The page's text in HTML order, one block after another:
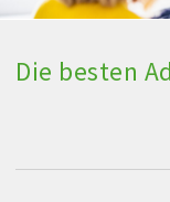
Die besten